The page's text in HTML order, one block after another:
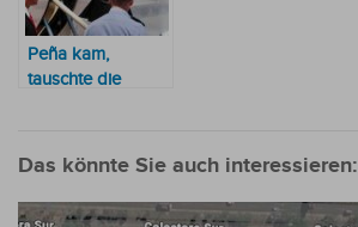
Peña kam,
tauschte die
Das könnte Sie auch interessieren: